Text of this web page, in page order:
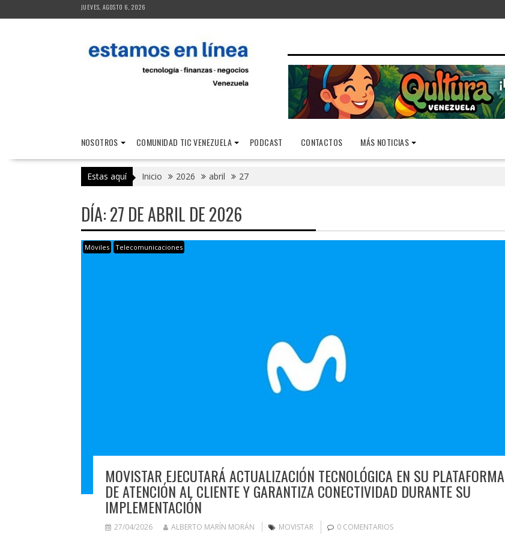
al
JUEVES, AGOSTO 6, 2026
NOSOTROS COMUNIDAD TIC VENEZUELA PODCAST CONTACTOS MÁS NOTICIAS
Estas aquí Inicio 2026 abril 27
DÍA:27 DE ABRIL DE 2026
Móviles Telecomunicaciones
MOVISTAR EJECUTARÁ ACTUALIZACIÓN TECNOLÓGICA EN SU PLATAFORMA
DE ATENCIÓN AL CLIENTE Y GARANTIZA CONECTIVIDAD DURANTE SU
IMPLEMENTACIÓN
27/04/2026 ALBERTO MARÍN MORÁN MOVISTAR 0 COMENTARIOS